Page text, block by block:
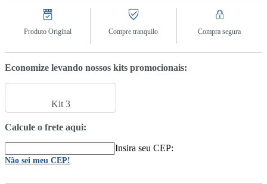
Produto Original Compre tranquilo Compra segura
Economize levando nossos kits promocionais:
Kit 3
Calcule o frete aqui:
Insira seu CEP:
Não sei meu CEP!